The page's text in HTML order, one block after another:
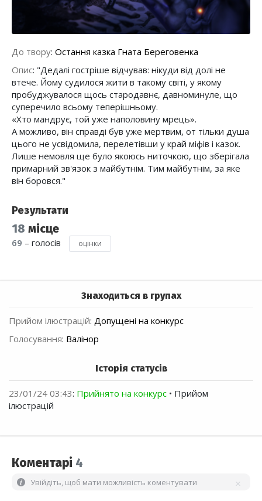
До твору: Остання казка Гната Береговенка
Опис: "Дедалі гостріше відчував: нікуди від долі не
втече. Йому судилося жити в такому світі, у якому
пробуджувалося щось стародавнє, давноминуле, що
суперечило всьому теперішньому.
«Хто мандрує, той уже наполовину мрець».
А можливо, він справді був уже мертвим, от тільки душа
цього не усвідомила, перелетівши у край міфів і казок.
Лише немовля ще було якоюсь ниточкою, що зберігала
примарний зв'язок з майбутнім. Тим майбутнім, за яке
він боровся."
Результати
18 місце
69 – голосів оцінки
Знаходиться в групах
Прийом ілюстрацій: Допущені на конкурс
Голосування: Валінор
Історія статусів
23/01/24 03:43: Прийнято на конкурс • Прийом
ілюстрацій
Коментарі 4
Увійдіть, щоб мати можливість коментувати